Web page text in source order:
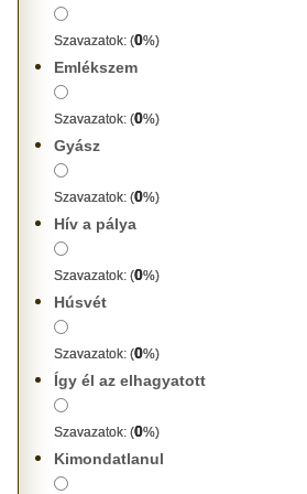
Szavazatok: (0%)
Emlékszem
Szavazatok: (0%)
Gyász
Szavazatok: (0%)
Hív a pálya
Szavazatok: (0%)
Húsvét
Szavazatok: (0%)
Így él az elhagyatott
Szavazatok: (0%)
Kimondatlanul